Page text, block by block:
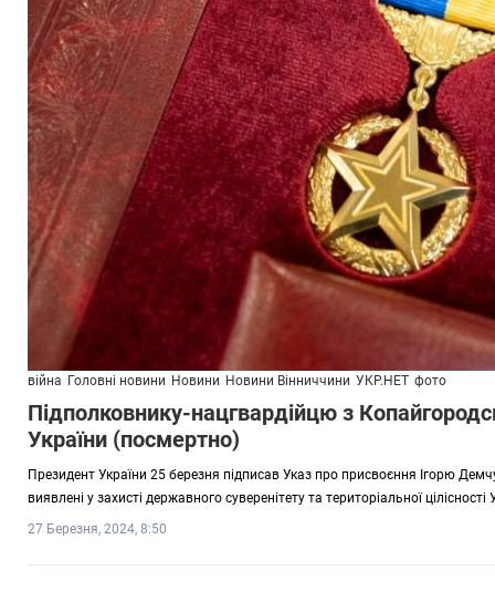
війна Головні новини Новини Новини Вінниччини УКР.НЕТ фото
Підполковнику-нацгвардійцю з
України (посмертно)
Президент України 25 березня підписав Указ про присвоєння Ігорю
виявлені у захисті державного суверенітету та територіальної
27 Березня, 2024, 8:50